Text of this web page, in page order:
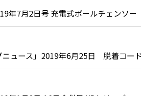
年7月2日号 充電式ポールチェンソー
ュース」2019年6月25日 脱着コー